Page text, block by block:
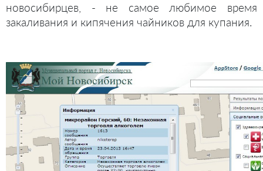
новосибирцев, - не самое любимое время
закаливания и кипячения чайников для купания.